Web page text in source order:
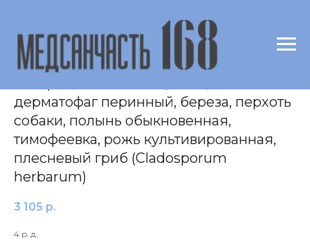
Ингаляционные аллергены (IgE) микст
дерматофаг перинный, береза, перхоть
собаки, полынь обыкновенная,
тимофеевка, рожь культивированная,
плесневый гриб (Cladosporum
herbarum)
3 105 р.
4 р. д.